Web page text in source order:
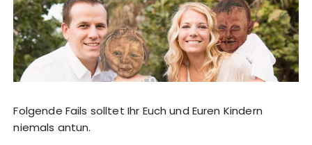
Folgende Fails solltet Ihr Euch und Euren Kindern
niemals antun.